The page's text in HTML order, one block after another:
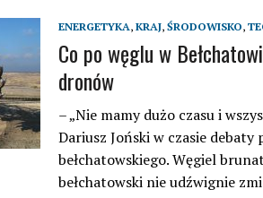
ENERGETYKA, KRAJ, ŚRODOWISKO,
Co po węglu w
dronów
– „Nie mamy dużo czasu i
Dariusz Joński w czasie
bełchatowskiego. Węgiel
bełchatowski nie udźwignie